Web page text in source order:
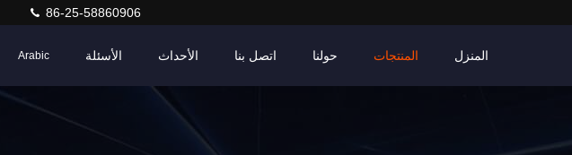
86-25-58860906
المنزل المنتجات حولنا اتصل بنا الأحداث الأسئلة Arabic